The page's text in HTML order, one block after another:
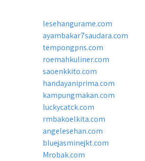
lesehangurame.com
ayambakar7saudara.com
tempongpns.com
roemahkuliner.com
saoenkkito.com
handayaniprima.com
kampungmakan.com
luckycatck.com
rmbakoelkita.com
angelesehan.com
bluejasminejkt.com
Mrobak.com